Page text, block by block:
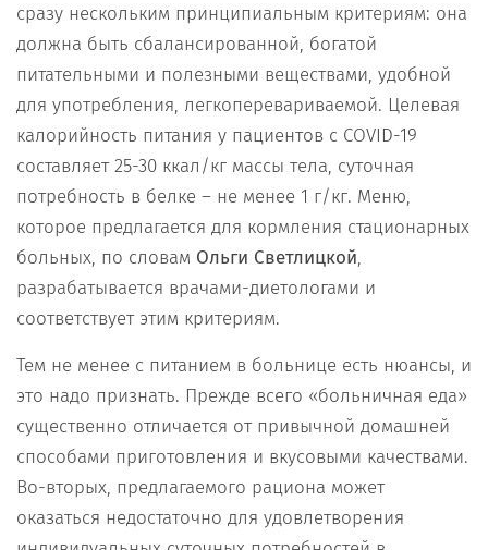
сразу нескольким принципиальным критериям: она
должна быть сбалансированной, богатой
питательными и полезными веществами, удобной
для употребления, легкоперевариваемой. Целевая
калорийность питания у пациентов с COVID-19
составляет 25-30 ккал/кг массы тела, суточная
потребность в белке – не менее 1 г/кг. Меню,
которое предлагается для кормления стационарных
больных, по словам Ольги Светлицкой,
разрабатывается врачами-диетологами и
соответствует этим критериям.
Тем не менее с питанием в больнице есть нюансы, и
это надо признать. Прежде всего «больничная еда»
существенно отличается от привычной домашней
способами приготовления и вкусовыми качествами.
Во-вторых, предлагаемого рациона может
оказаться недостаточно для удовлетворения